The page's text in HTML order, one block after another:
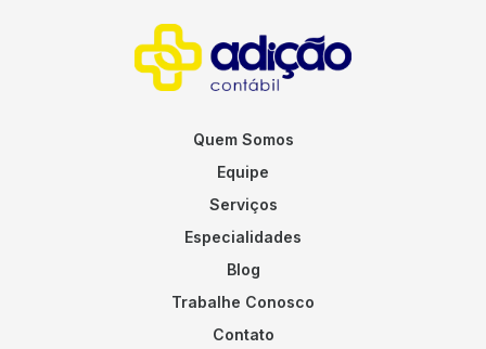
Quem Somos
Equipe
Serviços
Especialidades
Blog
Trabalhe Conosco
Contato